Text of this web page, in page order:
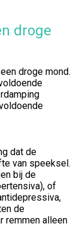
droge
droge mond.
dat de
van speeksel.
bij de
of
de
remmen alleen